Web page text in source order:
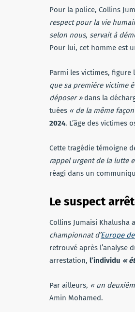
Pour la police, Collins
respect pour la vie
selon nous, servait à
Pour lui, cet homme est
Parmi les victimes, figure
que sa première victime
déposer »dans la
tuées « de la même
2024. L’âge des victimes
Cette tragédie témoigne
rappel urgent de la lutte
réagi dans un
Le suspect
Collins Jumaisi Khalusha
championnat d’Europe
retrouvé après l’analyse
arrestation, l’individu «
Par ailleurs, « un
Amin Mohamed.